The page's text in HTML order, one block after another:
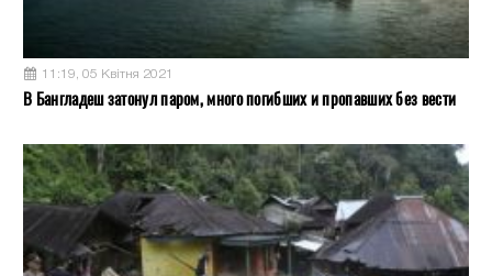
11:19, 05 Квітня 2021
В Бангладеш затонул паром, много погибших и пропавших без вести